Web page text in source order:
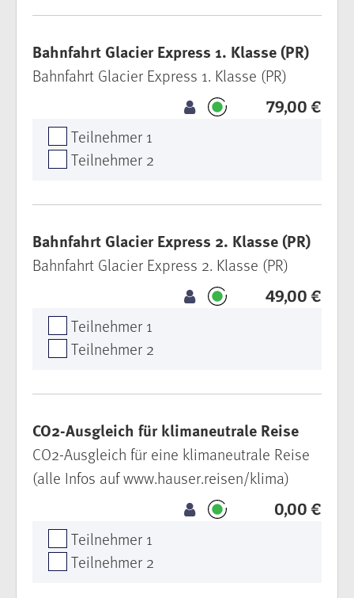
Bahnfahrt Glacier Express 1. Klasse (PR)
79,00 €
Bahnfahrt Glacier Express 1. Klasse (PR)
Teilnehmer 1
Teilnehmer 2
Bahnfahrt Glacier Express 2. Klasse (PR)
49,00 €
Bahnfahrt Glacier Express 2. Klasse (PR)
Teilnehmer 1
Teilnehmer 2
CO2-Ausgleich für klimaneutrale Reise
0,00 €
CO2-Ausgleich für eine klimaneutrale Reise
(alle Infos auf www.hauser.reisen/klima)
Teilnehmer 1
Teilnehmer 2